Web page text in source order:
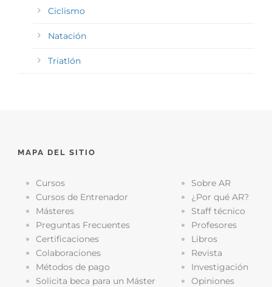
Ciclismo
Natación
Triatlón
MAPA DEL SITIO
Cursos
Cursos de Entrenador
Másteres
Preguntas Frecuentes
Certificaciones
Colaboraciones
Métodos de pago
Solicita beca para un Máster
Sobre AR
¿Por qué AR?
Staff técnico
Profesores
Libros
Revista
Investigación
Opiniones